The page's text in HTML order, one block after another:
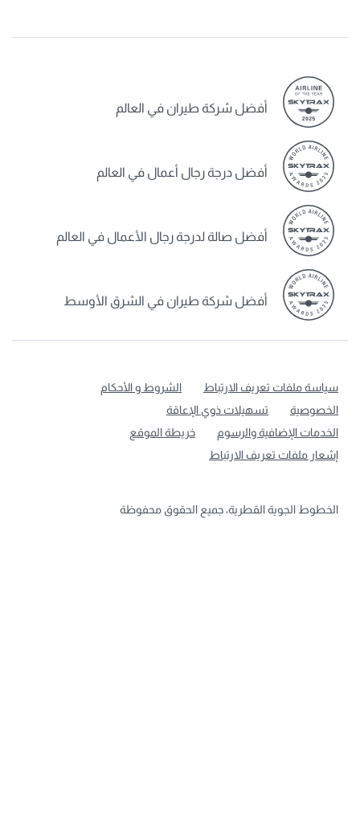
أفضل شركة طيران في العالم
أفضل درجة رجال أعمال في العالم
أفضل صالة لدرجة رجال الأعمال في العالم
أفضل شركة طيران في الشرق الأوسط
سياسة ملفات تعريف الارتباط
الشروط و الأحكام
الخصوصية
تسهيلات ذوي الإعاقة
الخدمات الإضافية والرسوم
خريطة الموقع
إشعار ملفات تعريف الارتباط
الخطوط الجوية القطرية، جميع الحقوق محفوظة